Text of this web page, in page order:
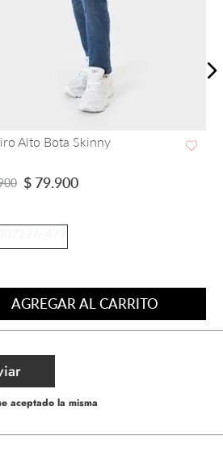
VISTA RAPIDA
Alto Bota Skinny
$ 79.900
AGREGAR AL CARRITO
aceptado la misma